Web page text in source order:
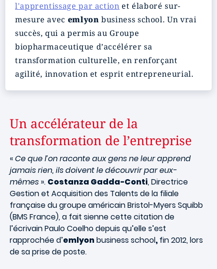
l'apprentissage par action et élaboré sur-
mesure avec emlyonbusiness school. Un vrai
succès, qui a permis au Groupe
biopharmaceutique d’accélérer sa
transformation culturelle, en renforçant
agilité, innovation et esprit entrepreneurial.
Un accélérateur de la
transformation de l’entreprise
«Ce que l’on raconte aux gens ne leur apprend
jamais rien, ils doivent le découvrir par eux-
mêmes ». Costanza Gadda-Conti, Directrice
Gestion et Acquisition des Talents de la filiale
française du groupe américain Bristol-Myers Squibb
(BMS France), a fait sienne cette citation de
l’écrivain Paulo Coelho depuis qu’elle s’est
rapprochée d’emlyonbusiness school,fin 2012, lors
de sa prise de poste.